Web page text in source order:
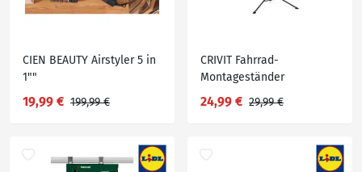
CIEN BEAUTY Airstyler 5 in
1""
19,99 € 199,99 €
CRIVIT Fahrrad-
Montageständer
24,99 € 29,99 €